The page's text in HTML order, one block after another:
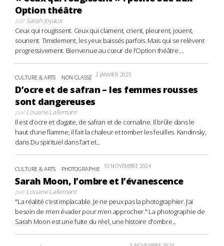
Option théâtre
parSarah Joyaux
Ceux qui rougissent. Ceux qui clament, crient, pleurent, jouent,
sourient. Timidement, les yeux baissés parfois. Mais qui se relèvent
progressivement. Bienvenue au cœur de l’Option théâtre....
CULTURE & ARTS NON CLASSÉ 2 JANVIER 2025
D’ocre et de safran – les femmes rousses
sont dangereuses
parLouane Lallemant
Il est d’ocre et d’agate, de safran et de cornaline. Il brûle dans le
haut d’une flamme, il fait la chaleur et tomber les feuilles. Kandinsky,
dans Du spirituel dans l’art et...
CULTURE & ARTS PHOTOGRAPHIE 10 NOVEMBRE 2024
Sarah Moon, l’ombre et l’évanescence
parLouane Lallemant
"La réalité c’est implacable. Je ne peux pas la photographier. J’ai
besoin de m’en évader pour m’en approcher." La photographie de
Sarah Moon est une fuite du réel, une histoire d'ombre...